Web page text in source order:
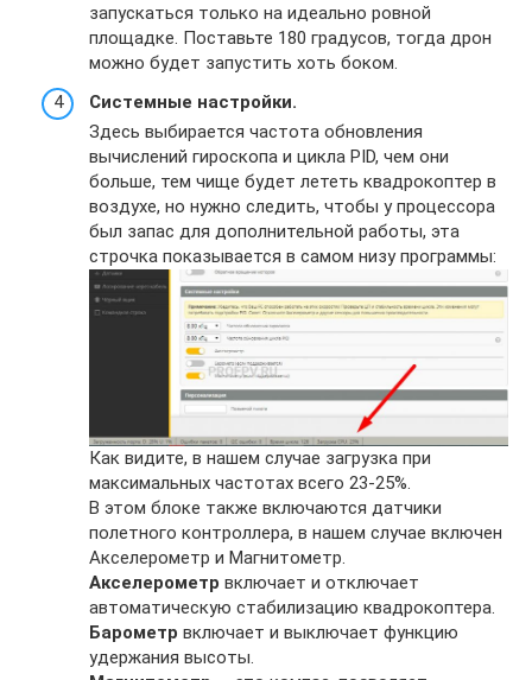
запускаться только на идеально ровной
площадке. Поставьте 180 градусов, тогда дрон
можно будет запустить хоть боком.
Системные настройки.
Здесь выбирается частота обновления
вычислений гироскопа и цикла PID, чем они
больше, тем чище будет лететь квадрокоптер в
воздухе, но нужно следить, чтобы у процессора
был запас для дополнительной работы, эта
строчка показывается в самом низу программы:
Как видите, в нашем случае загрузка при
максимальных частотах всего 23-25%.
В этом блоке также включаются датчики
полетного контроллера, в нашем случае включен
Акселерометр и Магнитометр.
Акселерометр включает и отключает
автоматическую стабилизацию квадрокоптера.
Барометр включает и выключает функцию
удержания высоты.